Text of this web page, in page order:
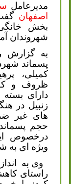
مدیرعامل
اصفهان
بخش
شهروندان
به گزارش
پسماند
کمیلی،
ظروف و
دارای
زنبیل در
های غیر
حجم
درخصوص
ویژه ای به
وی به
راستای